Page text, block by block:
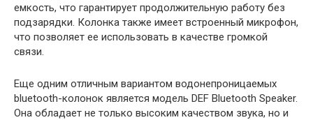
емкость, что гарантирует продолжительную работу без
подзарядки. Колонка также имеет встроенный микрофон,
что позволяет ее использовать в качестве громкой
связи.
Еще одним отличным вариантом водонепроницаемых
bluetooth-колонок является модель DEF Bluetooth Speaker.
Она обладает не только высоким качеством звука, но и